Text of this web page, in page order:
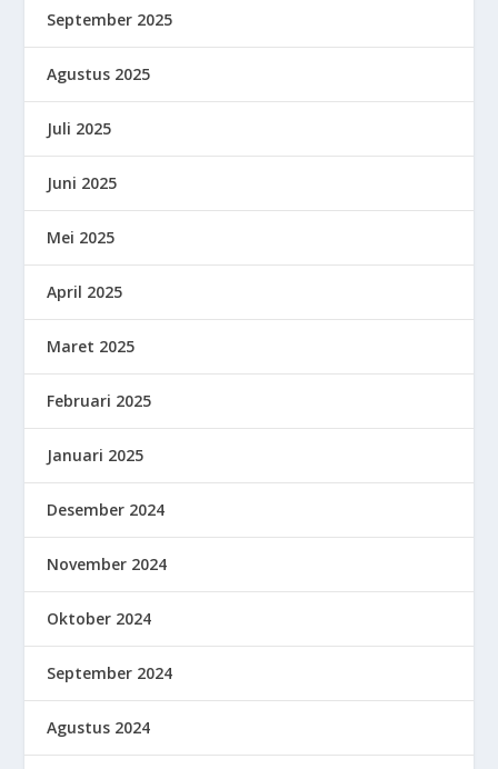
September 2025
Agustus 2025
Juli 2025
Juni 2025
Mei 2025
April 2025
Maret 2025
Februari 2025
Januari 2025
Desember 2024
November 2024
Oktober 2024
September 2024
Agustus 2024